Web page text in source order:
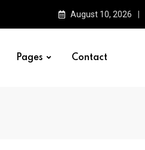
August 10, 2026
Pages Contact